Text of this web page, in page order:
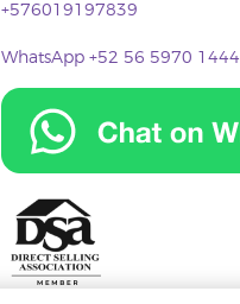
+576019197839
WhatsApp +52 56 5970 1444